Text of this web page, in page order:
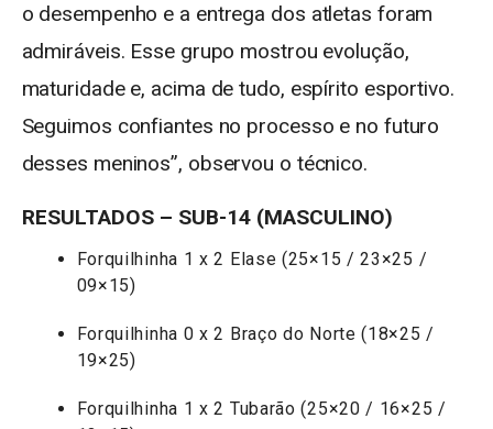
o desempenho e a entrega dos atletas foram
admiráveis. Esse grupo mostrou evolução,
maturidade e, acima de tudo, espírito esportivo.
Seguimos confiantes no processo e no futuro
desses meninos”, observou o técnico.
RESULTADOS – SUB-14 (MASCULINO)
Forquilhinha 1 x 2 Elase (25×15 / 23×25 /
09×15)
Forquilhinha 0 x 2 Braço do Norte (18×25 /
19×25)
Forquilhinha 1 x 2 Tubarão (25×20 / 16×25 /